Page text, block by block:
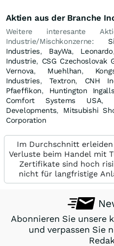
Aktien aus der Branche
Weitere interesante
Industrie/Mischkonzerne:
Industries, BayWa, Leonardo
Industrie, CSG Czechoslovak
Vernova, Muehlhan,
Industries,Textron, CNH
Pfaeffikon, Huntington
Comfort Systems USA,
Developments, Mitsubishi
Corporation
Im Durchschnitt
Verluste beim Handel mit
Zertifikate sind hoch
nicht für langfristige
Abonnieren Sie unsere
und verpassen Sie